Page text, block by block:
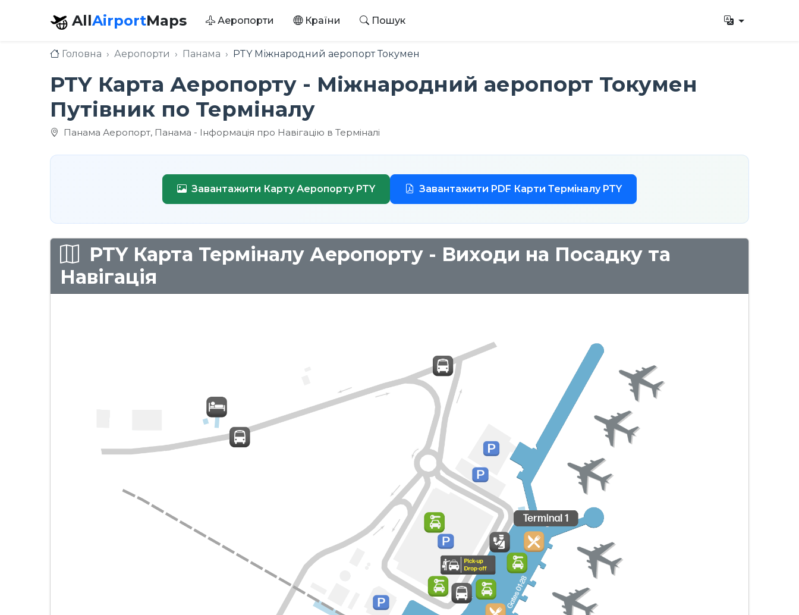
AllAirportMaps Аеропорти Країни Пошук
Головна Аеропорти Панама PTY Міжнародний аеропорт Токумен
PTY Карта Аеропорту - Міжнародний аеропорт Токумен
Путівник по Терміналу
Панама Аеропорт, Панама - Інформація про Навігацію в Терміналі
Завантажити Карту Аеропорту PTY Завантажити PDF Карти Терміналу PTY
PTY Карта Терміналу Аеропорту - Виходи на Посадку та
Навігація